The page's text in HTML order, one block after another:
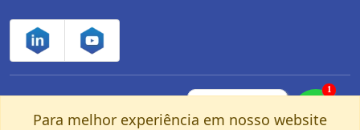
Controle Net Tecnologia LTDA | CNPJ:
03.247.280/0001-25 | Av. dos Carinás, 660 -
Para melhor experiência em nosso website
1
nosso Whatsapp!